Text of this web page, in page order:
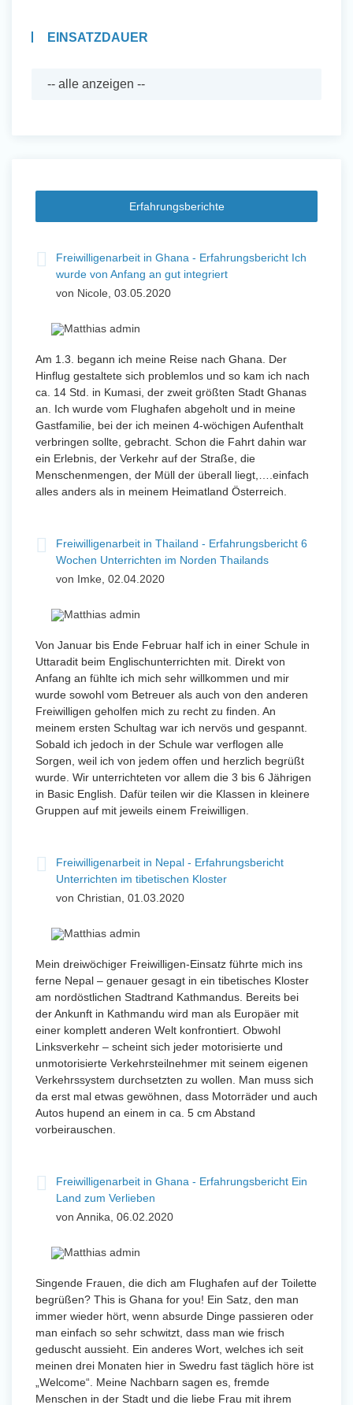
EINSATZDAUER
Erfahrungsberichte
Freiwilligenarbeit in Ghana - Erfahrungsbericht Ich
wurde von Anfang an gut integriert
von Nicole, 03.05.2020
Am 1.3. begann ich meine Reise nach Ghana. Der
Hinflug gestaltete sich problemlos und so kam ich nach
ca. 14 Std. in Kumasi, der zweit größten Stadt Ghanas
an. Ich wurde vom Flughafen abgeholt und in meine
Gastfamilie, bei der ich meinen 4-wöchigen Aufenthalt
verbringen sollte, gebracht. Schon die Fahrt dahin war
ein Erlebnis, der Verkehr auf der Straße, die
Menschenmengen, der Müll der überall liegt,….einfach
alles anders als in meinem Heimatland Österreich.
Freiwilligenarbeit in Thailand - Erfahrungsbericht 6
Wochen Unterrichten im Norden Thailands
von Imke, 02.04.2020
Von Januar bis Ende Februar half ich in einer Schule in
Uttaradit beim Englischunterrichten mit. Direkt von
Anfang an fühlte ich mich sehr willkommen und mir
wurde sowohl vom Betreuer als auch von den anderen
Freiwilligen geholfen mich zu recht zu finden. An
meinem ersten Schultag war ich nervös und gespannt.
Sobald ich jedoch in der Schule war verflogen alle
Sorgen, weil ich von jedem offen und herzlich begrüßt
wurde. Wir unterrichteten vor allem die 3 bis 6 Jährigen
in Basic English. Dafür teilen wir die Klassen in kleinere
Gruppen auf mit jeweils einem Freiwilligen.
Freiwilligenarbeit in Nepal - Erfahrungsbericht
Unterrichten im tibetischen Kloster
von Christian, 01.03.2020
Mein dreiwöchiger Freiwilligen-Einsatz führte mich ins
ferne Nepal – genauer gesagt in ein tibetisches Kloster
am nordöstlichen Stadtrand Kathmandus. Bereits bei
der Ankunft in Kathmandu wird man als Europäer mit
einer komplett anderen Welt konfrontiert. Obwohl
Linksverkehr – scheint sich jeder motorisierte und
unmotorisierte Verkehrsteilnehmer mit seinem eigenen
Verkehrssystem durchsetzten zu wollen. Man muss sich
da erst mal etwas gewöhnen, dass Motorräder und auch
Autos hupend an einem in ca. 5 cm Abstand
vorbeirauschen.
Freiwilligenarbeit in Ghana - Erfahrungsbericht Ein
Land zum Verlieben
von Annika, 06.02.2020
Singende Frauen, die dich am Flughafen auf der Toilette
begrüßen? This is Ghana for you! Ein Satz, den man
immer wieder hört, wenn absurde Dinge passieren oder
man einfach so sehr schwitzt, dass man wie frisch
geduscht aussieht. Ein anderes Wort, welches ich seit
meinen drei Monaten hier in Swedru fast täglich höre ist
„Welcome“. Meine Nachbarn sagen es, fremde
Menschen in der Stadt und die liebe Frau mit ihrem